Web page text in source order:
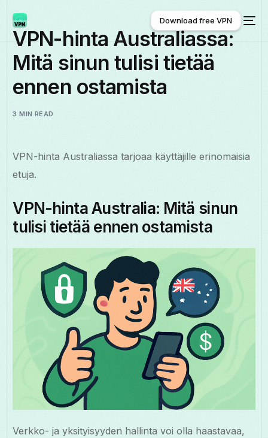
Suomi
Download free VPN
Download free VPN
VPN-hinta Australiassa:
Mitä sinun tulisi tietää
ennen ostamista
3 MIN READ
VPN-hinta Australiassa tarjoaa käyttäjille erinomaisia
etuja.
VPN-hinta Australia: Mitä sinun
tulisi tietää ennen ostamista
Verkko- ja yksityisyyden hallinta voi olla haastavaa,